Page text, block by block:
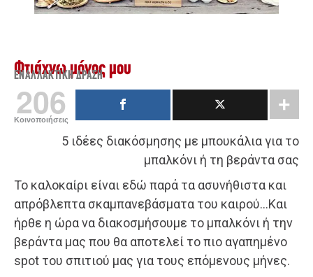
Φτιάχνω μόνος μου
ΕΝΑΛΛΑΚΤΙΚΉ ΔΡΆΣΗ
206
Κοινοποιήσεις
5 ιδέες διακόσμησης με μπουκάλια για το
μπαλκόνι ή τη βεράντα σας
Το καλοκαίρι είναι εδώ παρά τα ασυνήθιστα και
απρόβλεπτα σκαμπανεβάσματα του καιρού…Και
ήρθε η ώρα να διακοσμήσουμε το μπαλκόνι ή την
βεράντα μας που θα αποτελεί το πιο αγαπημένο
spot του σπιτιού μας για τους επόμενους μήνες.